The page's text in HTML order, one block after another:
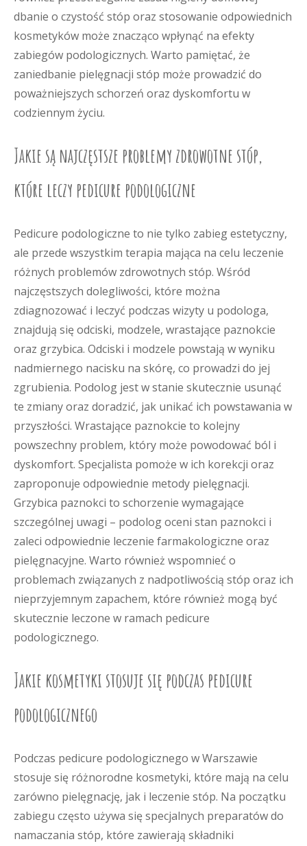
dbanie o czystość stóp oraz stosowanie odpowiednich
kosmetyków może znacząco wpłynąć na efekty
zabiegów podologicznych. Warto pamiętać, że
zaniedbanie pielęgnacji stóp może prowadzić do
poważniejszych schorzeń oraz dyskomfortu w
codziennym życiu.
Jakie są najczęstsze problemy zdrowotne stóp,
które leczy pedicure podologiczne
Pedicure podologiczne to nie tylko zabieg estetyczny,
ale przede wszystkim terapia mająca na celu leczenie
różnych problemów zdrowotnych stóp. Wśród
najczęstszych dolegliwości, które można
zdiagnozować i leczyć podczas wizyty u podologa,
znajdują się odciski, modzele, wrastające paznokcie
oraz grzybica. Odciski i modzele powstają w wyniku
nadmiernego nacisku na skórę, co prowadzi do jej
zgrubienia. Podolog jest w stanie skutecznie usunąć
te zmiany oraz doradzić, jak unikać ich powstawania w
przyszłości. Wrastające paznokcie to kolejny
powszechny problem, który może powodować ból i
dyskomfort. Specjalista pomoże w ich korekcji oraz
zaproponuje odpowiednie metody pielęgnacji.
Grzybica paznokci to schorzenie wymagające
szczególnej uwagi – podolog oceni stan paznokci i
zaleci odpowiednie leczenie farmakologiczne oraz
pielęgnacyjne. Warto również wspomnieć o
problemach związanych z nadpotliwością stóp oraz ich
nieprzyjemnym zapachem, które również mogą być
skutecznie leczone w ramach pedicure
podologicznego.
Jakie kosmetyki stosuje się podczas pedicure
podologicznego
Podczas pedicure podologicznego w Warszawie
stosuje się różnorodne kosmetyki, które mają na celu
zarówno pielęgnację, jak i leczenie stóp. Na początku
zabiegu często używa się specjalnych preparatów do
namaczania stóp, które zawierają składniki